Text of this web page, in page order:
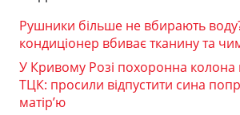
Рушники більше не вбирають
кондиціонер вбиває тканину та
У Кривому Розі похоронна колона
ТЦК: просили відпустити сина
матір’ю